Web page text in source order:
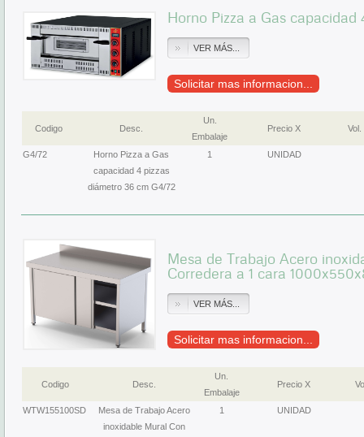
Horno Pizza a Gas
VER MÁS...
Solicitar mas informacion...
Codigo Desc.
Un.
Embalaje
Precio X Vol.
G4/72
Horno Pizza a Gas
capacidad 4 pizzas
diámetro 36 cm G4/72
1 UNIDAD
Mesa de Trabajo Acero
Corredera a 1 cara
VER MÁS...
Solicitar mas informacion...
Codigo Desc.
Un.
Embalaje
Precio X
WTW155100SD
Mesa de Trabajo Acero
inoxidable Mural Con
1 UNIDAD